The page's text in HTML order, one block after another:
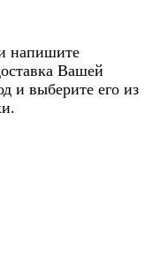
напишите
Вашей
и выберите его из